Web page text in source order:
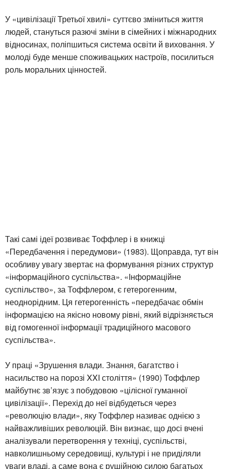
У «цивілізації Третьої хвилі» суттєво зміниться життя
людей, стануться разючі зміни в сімейних і міжнародних
відносинах, поліпшиться система освіти й виховання. У
молоді буде менше споживацьких настроїв, посилиться
роль моральних цінностей.
Такі самі ідеї розвиває Тоффлер і в книжці
«Передбачення і передумови» (1983). Щоправда, тут він
особливу увагу звертає на формування різних структур
«інформаційного суспільства». «Інформаційне
суспільство», за Тоффлером, є гетерогенним,
неоднорідним. Ця гетерогенність «передбачає обмін
інформацією на якісно новому рівні, який відрізняється
від гомогенної інформації традиційного масового
суспільства».
У праці «Зрушення влади. Знання, багатство і
насильство на порозі XXI століття» (1990) Тоффлер
майбутнє зв’язує з побудовою «цілісної гуманної
цивілізації». Перехід до неї відбудеться через
«революцію влади», яку Тоффлер називає однією з
найважливіших революцій. Він визнає, що досі вчені
аналізували перетворення у техніці, суспільстві,
навколишньому середовищі, культурі і не приділяли
уваги владі, а саме вона є рушійною силою багатьох